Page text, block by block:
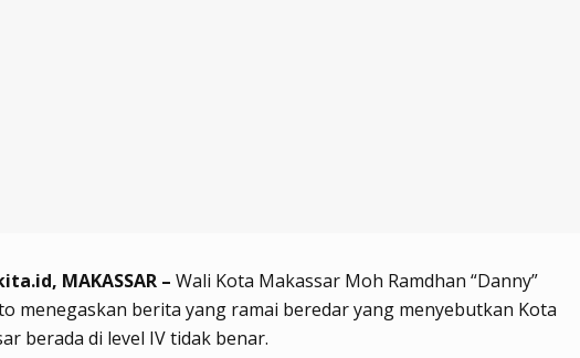
MAKASSAR – Wali Kota Makassar Moh Ramdhan “Danny”
menegaskan berita yang ramai beredar yang menyebutkan Kota
berada di level IV tidak benar.